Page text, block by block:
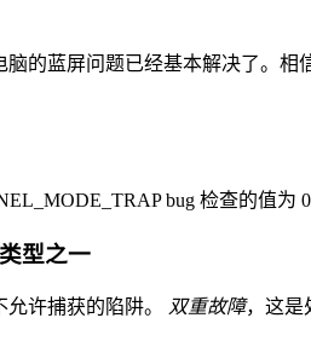
脑的蓝屏问题已经基本解决了。
bug 检查的值为
型之一
允许捕获的陷阱。 双重故障，这是